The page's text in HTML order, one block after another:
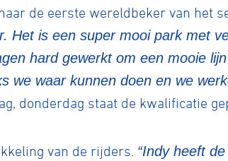
de eerste wereldbeker van het
Het is een super mooi park met
hard gewerkt om een mooie
we waar kunnen doen en we
donderdag staat de kwalificatie
van de rijders. “Indy heeft